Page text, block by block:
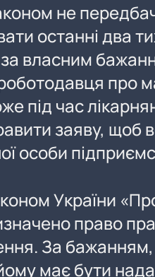
не
останні два
власним
про
під час
заяву, щоб
особи
України
право
За бажанням,
має бути